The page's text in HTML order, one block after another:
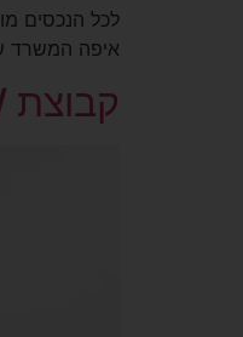
איפה המשרד
קבוצת W